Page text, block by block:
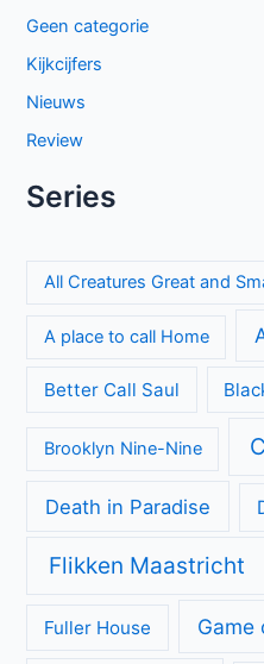
Geen categorie
Kijkcijfers
Nieuws
Review
Series
All Creatures Great and
A place to call Home
Better Call Saul
Brooklyn Nine-Nine
Death in Paradise
Flikken Maastricht
Fuller House Game